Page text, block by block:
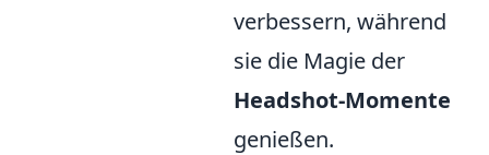
verbessern, während
sie die Magie der
Headshot-Momente
genießen.